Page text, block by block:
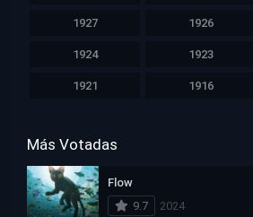
1927 1926
1924 1923
1921 1916
Más Votadas
Flow
9.7
2024